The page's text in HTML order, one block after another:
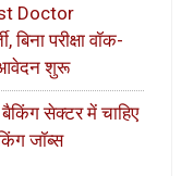
Doctor
परीक्षा वॉक-
आवेदन शुरू
सेक्टर में चाहिए
जॉब्स